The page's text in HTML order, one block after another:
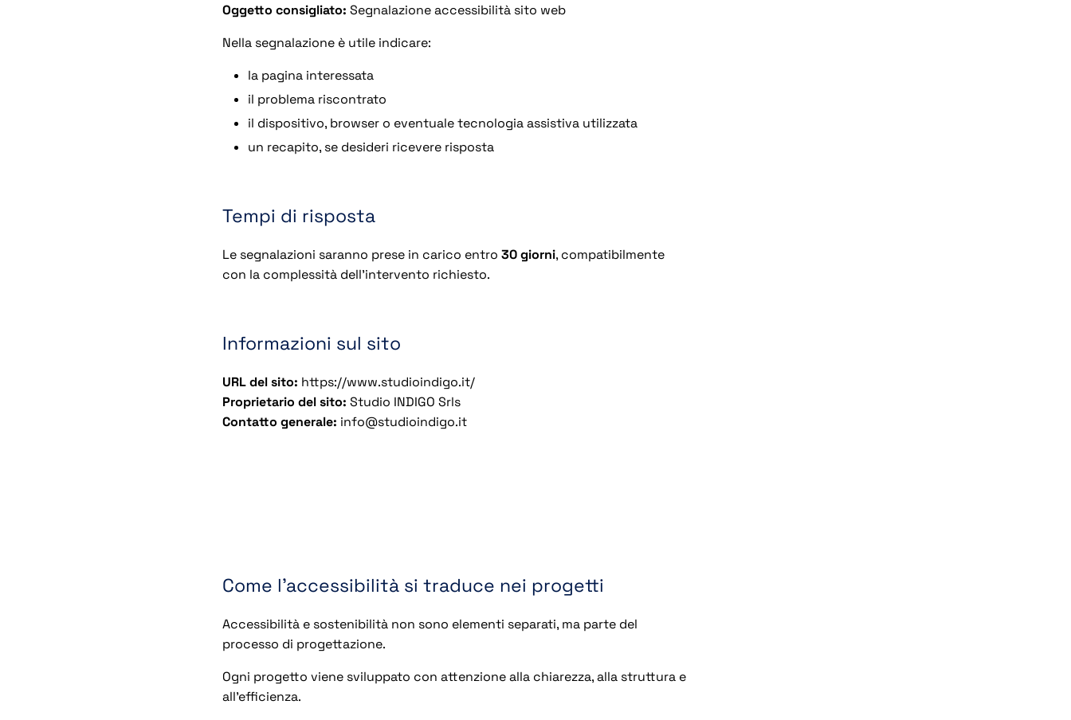
Oggetto consigliato: Segnalazione accessibilità sito web
Nella segnalazione è utile indicare:
la pagina interessata
il problema riscontrato
il dispositivo, browser o eventuale tecnologia assistiva utilizzata
un recapito, se desideri ricevere risposta
Tempi di risposta
Le segnalazioni saranno prese in carico entro 30 giorni, compatibilmente
con la complessità dell’intervento richiesto.
Informazioni sul sito
URL del sito: https://www.studioindigo.it/
Proprietario del sito: Studio INDIGO Srls
Contatto generale: info@studioindigo.it
Come l’accessibilità si traduce nei progetti
Accessibilità e sostenibilità non sono elementi separati, ma parte del
processo di progettazione.
Ogni progetto viene sviluppato con attenzione alla chiarezza, alla struttura e
all’efficienza.